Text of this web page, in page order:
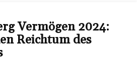
Vermögen 2024:
Reichtum des